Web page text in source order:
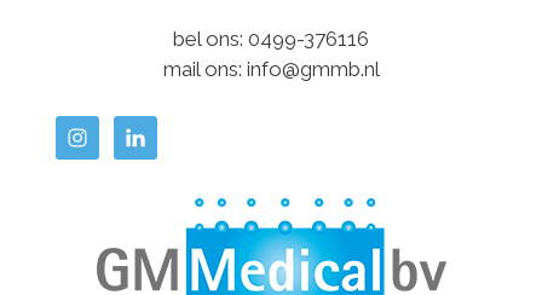
bel ons: 0499-376116
mail ons: info@gmmb.nl